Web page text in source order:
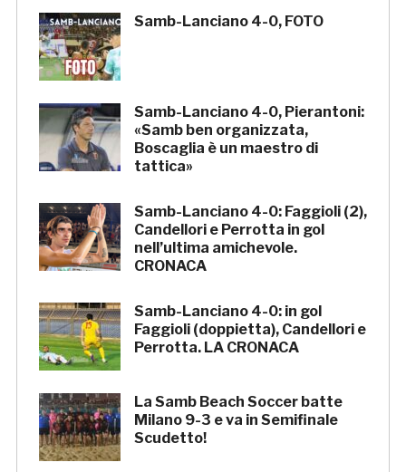
Samb-Lanciano 4-0, FOTO
Samb-Lanciano 4-0, Pierantoni:
«Samb ben organizzata,
Boscaglia è un maestro di
tattica»
Samb-Lanciano 4-0: Faggioli (2),
Candellori e Perrotta in gol
nell’ultima amichevole.
CRONACA
Samb-Lanciano 4-0: in gol
Faggioli (doppietta), Candellori e
Perrotta. LA CRONACA
La Samb Beach Soccer batte
Milano 9-3 e va in Semifinale
Scudetto!